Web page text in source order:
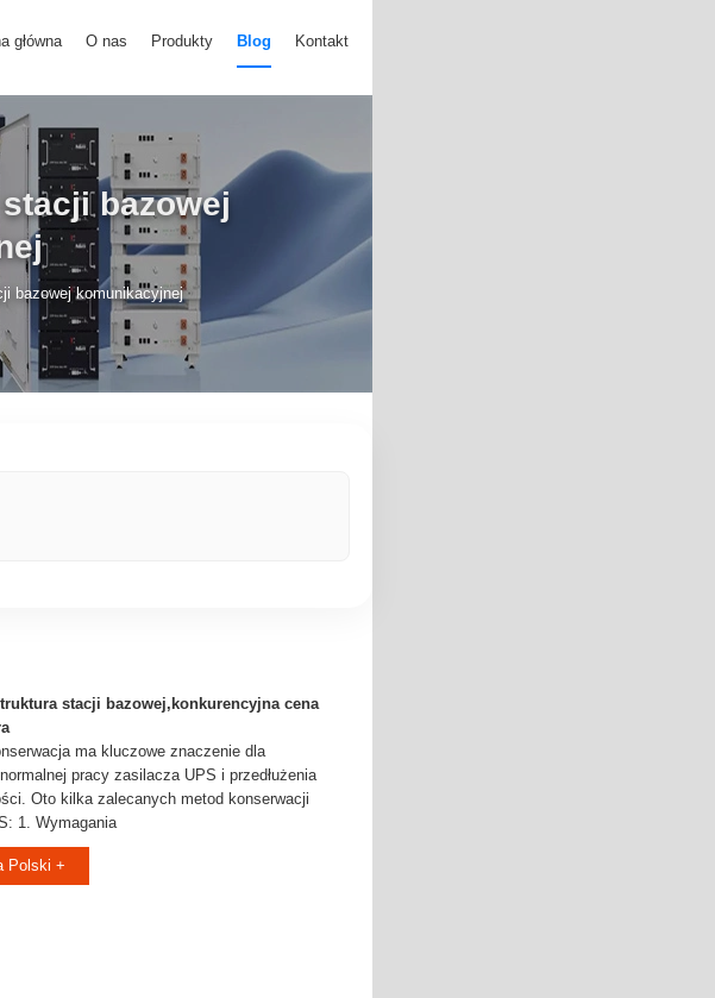
główna O nas Produkty Blog Kontakt
bazowej
bazowej komunikacyjnej
stacji bazowej,konkurencyjna cena
ma kluczowe znaczenie dla
pracy zasilacza UPS i przedłużenia
Oto kilka zalecanych metod konserwacji
1. Wymagania
Polski +